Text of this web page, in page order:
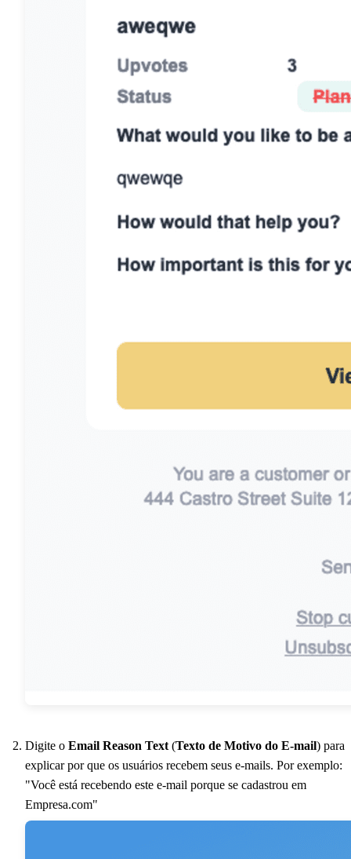
Digite o Email Reason Text(Texto de Motivo do E-mail) para
explicar por que os usuários recebem seus e-mails. Por exemplo:
"Você está recebendo este e-mail porque se cadastrou em
Empresa.com"